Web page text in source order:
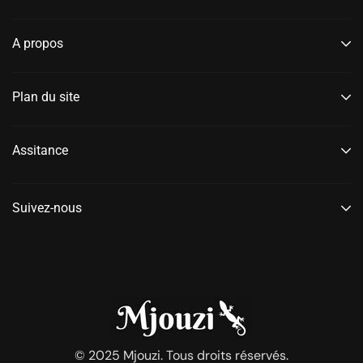
A propos
Plan du site
Assitance
Suivez-nous
© 2025 Mjouzi. Tous droits réservés.